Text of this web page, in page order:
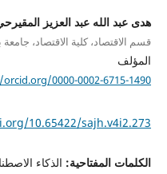
هدى عبد الله عبد العزيز
قسم الاقتصاد، كلية الاقتصاد، جامعة
المؤلف
0000-0002-6715-1490
10.65422/sajh.v4i2.273
الكلمات المفتاحية: الذكاء